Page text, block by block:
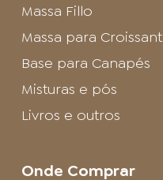
Massa Fillo
Massa para Croissant
Base para Canapés
Misturas e pós
Livros e outros
Onde Comprar